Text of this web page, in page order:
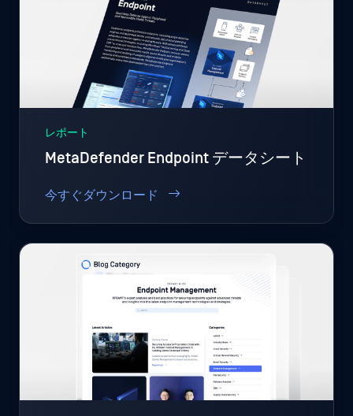
レポート
MetaDefender Endpoint データシート
今すぐダウンロード